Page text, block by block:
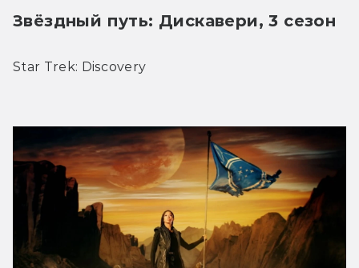
Звёздный путь: Дискавери, 3 сезон
Star Trek: Discovery